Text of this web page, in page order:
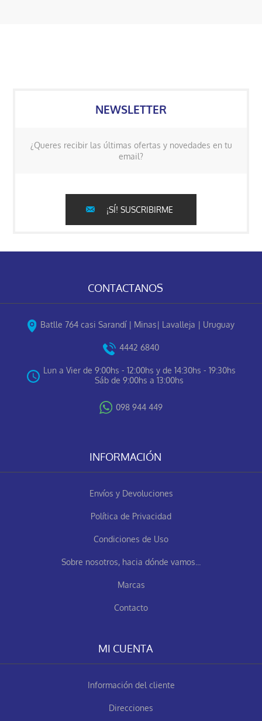
NEWSLETTER
¿Queres recibir las últimas ofertas y novedades en tu
email?
¡SÍ! SUSCRIBIRME
CONTACTANOS
Batlle 764 casi Sarandí | Minas| Lavalleja | Uruguay
4442 6840
Lun a Vier de 9:00hs - 12:00hs y de 14:30hs - 19:30hs
Sáb de 9:00hs a 13:00hs
098 944 449
INFORMACIÓN
Envíos y Devoluciones
Política de Privacidad
Condiciones de Uso
Sobre nosotros, hacia dónde vamos...
Marcas
Contacto
MI CUENTA
Información del cliente
Direcciones